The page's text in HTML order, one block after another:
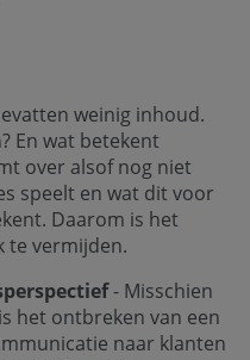
weinig inhoud.
En wat betekent
over alsof nog niet
speelt en wat dit voor
Daarom is het
te vermijden.
- Misschien
het ontbreken van een
naar klanten